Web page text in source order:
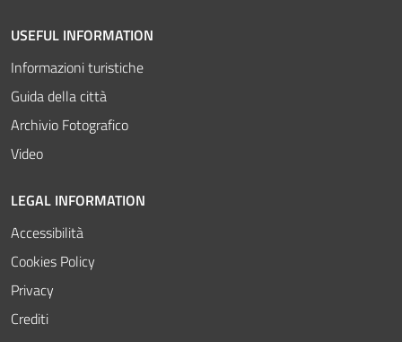
USEFUL INFORMATION
Informazioni turistiche
Guida della città
Archivio Fotografico
Video
LEGAL INFORMATION
Accessibilità
Cookies Policy
Privacy
Crediti